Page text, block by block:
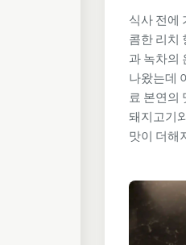
식사 전에
콤한 리치
과 녹차의
나왔는데
료 본연의
돼지고기
맛이 더해